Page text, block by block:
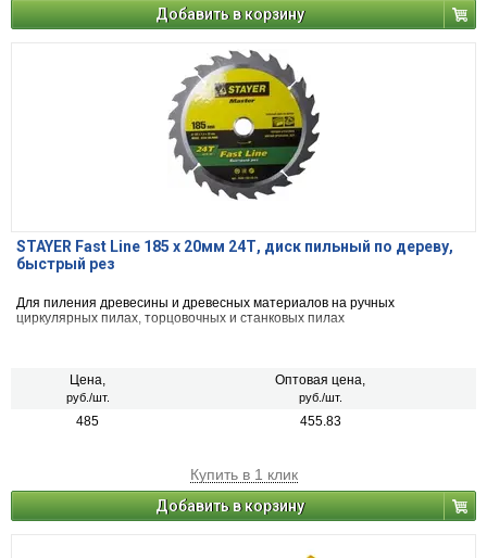
Добавить в корзину
STAYER Fast Line 185 x 20мм 24Т, диск пильный по дереву,
быстрый рез
Для пиления древесины и древесных материалов на ручных
циркулярных пилах, торцовочных и станковых пилах
Цена,
руб./шт.
Оптовая цена,
руб./шт.
485 455.83
Купить в 1 клик
Добавить в корзину